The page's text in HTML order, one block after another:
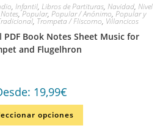
, Infantil, Libros de Partituras, Navidad, Nivel
Notes,Popular, Popular / Anónimo, Popular y
, Trompeta / Fliscorno, Villancicos
PDF Book Notes Sheet Music for
and Flugelhron
19,99€
opciones